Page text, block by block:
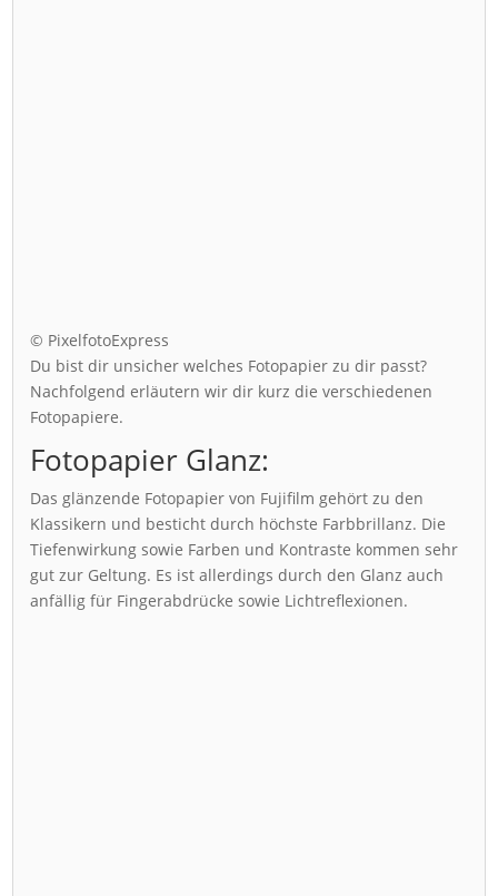
© PixelfotoExpress
Du bist dir unsicher welches Fotopapier zu dir passt?
Nachfolgend erläutern wir dir kurz die verschiedenen
Fotopapiere.
Fotopapier Glanz:
Das glänzende Fotopapier von Fujifilm gehört zu den
Klassikern und besticht durch höchste Farbbrillanz. Die
Tiefenwirkung sowie Farben und Kontraste kommen sehr
gut zur Geltung. Es ist allerdings durch den Glanz auch
anfällig für Fingerabdrücke sowie Lichtreflexionen.